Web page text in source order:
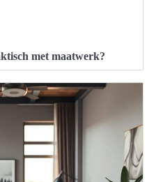
met maatwerk?